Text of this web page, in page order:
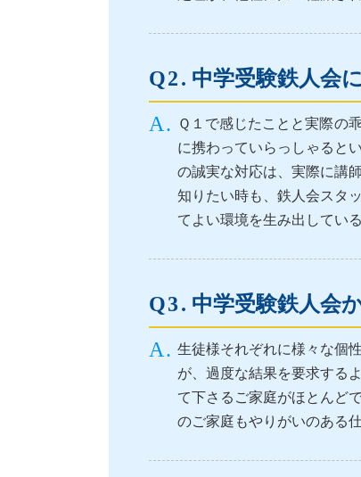
中学受験鉄人会
Ｑ１で感じたことと実際の
に携わっていらっしゃると
の誠実な対応は、実際に講
知りたい時も、鉄人会スタ
てよい環境を生み出してい
中学受験鉄人会
生徒様それぞれに様々な個
が、過度な結果を要求する
て下さるご家庭がほとんど
のご家庭もやりがいのある